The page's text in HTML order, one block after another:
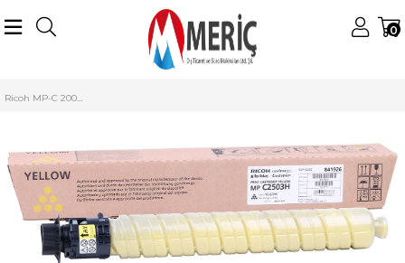
0
Ricoh Renkli Tonerler Ricoh MP-C 2003 Toner
Ricoh MP-C 2003H Orjinal Sarı Toner MP-C 2503 2011 2004 2504 841926